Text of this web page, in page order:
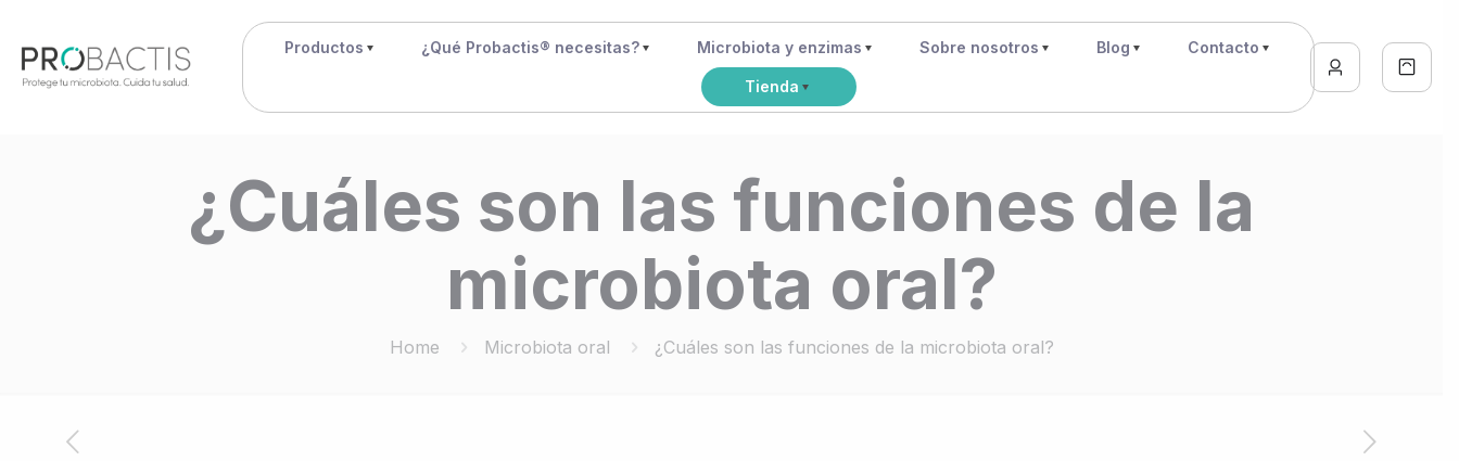
Productos ¿Qué Probactis® necesitas? Microbiota y enzimas Sobre nosotros Blog Contacto
Tienda
¿Cuáles son las funciones de la
microbiota oral?
Home Microbiota oral ¿Cuáles son las funciones de la microbiota oral?